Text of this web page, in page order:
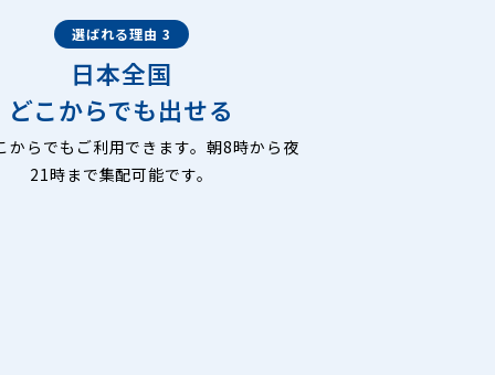
選ばれる理由 3
日本全国
どこからでも出せる
からでもご利用できます。朝8時から夜
21時まで集配可能です。